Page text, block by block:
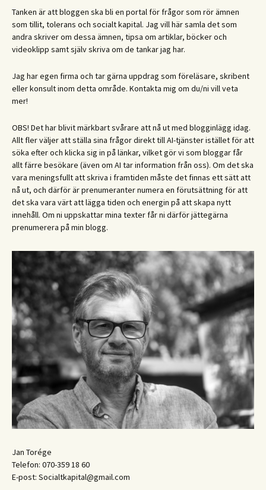
Tanken är att bloggen ska bli en portal för frågor som rör ämnen
som tillit, tolerans och socialt kapital. Jag vill här samla det som
andra skriver om dessa ämnen, tipsa om artiklar, böcker och
videoklipp samt själv skriva om de tankar jag har.
Jag har egen firma och tar gärna uppdrag som föreläsare, skribent
eller konsult inom detta område. Kontakta mig om du/ni vill veta
mer!
OBS! Det har blivit märkbart svårare att nå ut med blogginlägg idag.
Allt fler väljer att ställa sina frågor direkt till AI-tjänster istället för att
söka efter och klicka sig in på länkar, vilket gör vi som bloggar får
allt färre besökare (även om AI tar information från oss). Om det ska
vara meningsfullt att skriva i framtiden måste det finnas ett sätt att
nå ut, och därför är prenumeranter numera en förutsättning för att
det ska vara värt att lägga tiden och energin på att skapa nytt
innehåll. Om ni uppskattar mina texter får ni därför jättegärna
prenumerera på min blogg.
Jan Torége
Telefon: 070-359 18 60
E-post: Socialtkapital@gmail.com